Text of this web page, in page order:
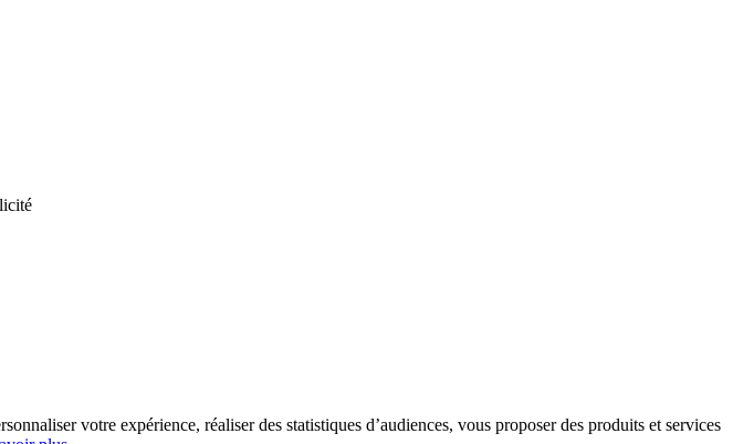
votre expérience, réaliser des statistiques d’audiences, vous proposer des produits et services